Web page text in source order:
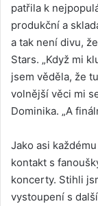
patřila k
produkční a
a tak není divu,
Stars. „Když mi
jsem věděla, že
volnější věci mi
Dominika. „A
Jako asi
kontakt s
koncerty. Stihli
vystoupení s